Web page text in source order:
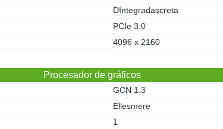
DIntegradascreta
PCIe 3.0
4096 x 2160
Procesador de gráficos
GCN 1.3
Ellesmere
1